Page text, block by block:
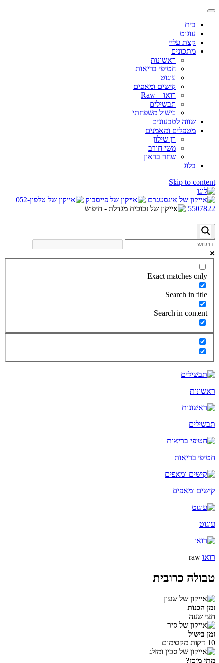
בית
עוגוט
קצת עליי
מתכונים
ראשונות
חטיפי בריאות
עוגוט
קישים ומאפים
רואו – Raw
תבשילים
בישול משפחתי
שווה לטבעונים
מטפלים ומאמנים
רן שילון
משי חורב
שחר בראון
בלוג
Skip to content
052-
5507822
Exact matches only
Search in title
Search in content
ראשונות
תבשילים
חטיפי בריאות
קישים ומאפים
עוגוט
רואו
טבולה כרובית
זמן הכנות
חצי שעה
זמן בישול
10 דקות מקסימום
מתי מוכן?